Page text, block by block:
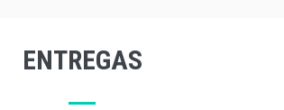
ENTREGAS